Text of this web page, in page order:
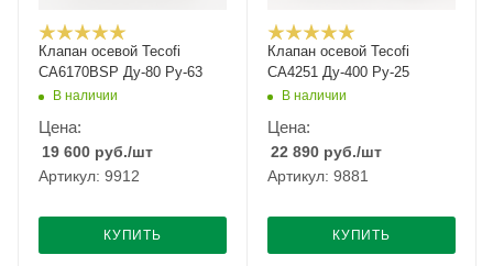
Клапан осевой Tecofi
CA6170BSP Ду-80 Ру-63
В наличии
Цена:
19 600 руб./шт
Артикул: 9912
КУПИТЬ
Клапан осевой Tecofi
CA4251 Ду-400 Ру-25
В наличии
Цена:
22 890 руб./шт
Артикул: 9881
КУПИТЬ